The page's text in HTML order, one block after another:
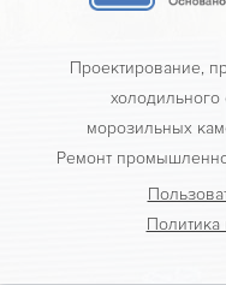
Проектирование,
холодильного
морозильных
Ремонт